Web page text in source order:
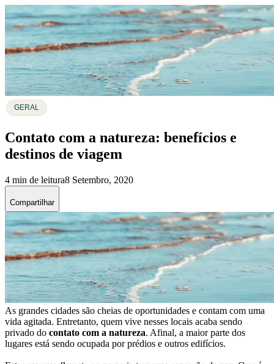
GERAL
Contato com a natureza: benefícios e
destinos de viagem
4 min de leitura8 Setembro, 2020
Compartilhar
As grandes cidades são cheias de oportunidades e contam com uma
vida agitada. Entretanto, quem vive nesses locais acaba sendo
privado do contato com a natureza. Afinal, a maior parte dos
lugares está sendo ocupada por prédios e outros edifícios.